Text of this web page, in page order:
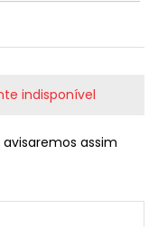
indisponível
assim